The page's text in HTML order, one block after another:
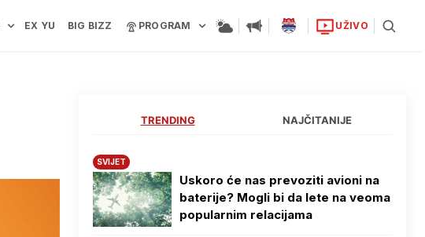
EX YU BIG BIZZ PROGRAM UŽIVO
TRENDING NAJČITANIJE
SVIJET
Uskoro će nas prevoziti avioni na
baterije? Mogli bi da lete na veoma
popularnim relacijama